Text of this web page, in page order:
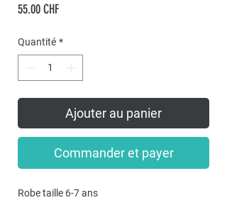
55.00 CHFPrix
Quantité *
Ajouter au panier
Commander et payer
Robe taille 6-7 ans